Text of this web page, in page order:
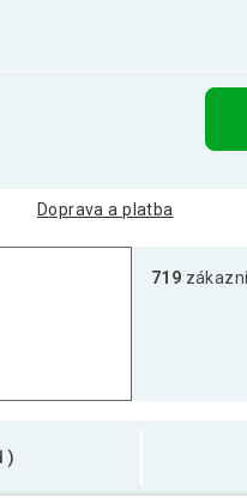
Doprava a platba
719